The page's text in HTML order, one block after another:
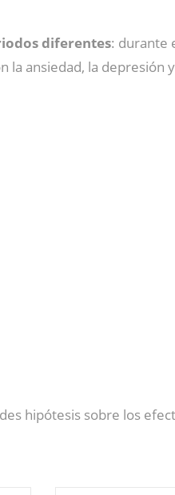
diferentes: durante
la ansiedad, la depresión
hipótesis sobre los